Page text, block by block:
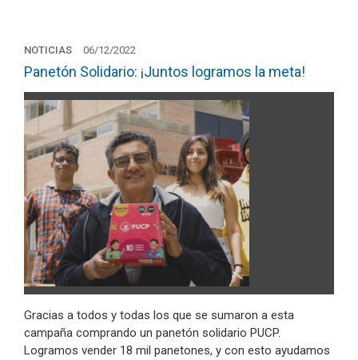
NOTICIAS 06/12/2022
Panetón Solidario: ¡Juntos logramos la meta!
Gracias a todos y todas los que se sumaron a esta
campaña comprando un panetón solidario PUCP.
Logramos vender 18 mil panetones, y con esto ayudamos